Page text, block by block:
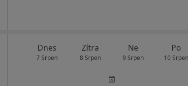
Dnes
7 Srpen
Zítra
8 Srpen
Ne
9 Srpen
Po
10 Srpen